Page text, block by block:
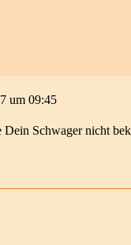
um 09:45
Schwager nicht